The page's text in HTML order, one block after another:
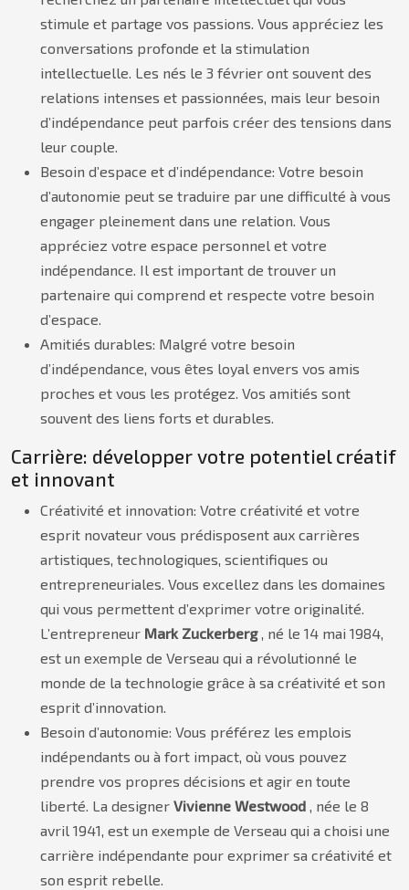
stimule et partage vos passions. Vous appréciez les
conversations profonde et la stimulation
intellectuelle. Les nés le 3 février ont souvent des
relations intenses et passionnées, mais leur besoin
d’indépendance peut parfois créer des tensions dans
leur couple.
Besoin d’espace et d’indépendance: Votre besoin
d’autonomie peut se traduire par une difficulté à vous
engager pleinement dans une relation. Vous
appréciez votre espace personnel et votre
indépendance. Il est important de trouver un
partenaire qui comprend et respecte votre besoin
d’espace.
Amitiés durables: Malgré votre besoin
d’indépendance, vous êtes loyal envers vos amis
proches et vous les protégez. Vos amitiés sont
souvent des liens forts et durables.
Carrière: développer votre potentiel créatif
et innovant
Créativité et innovation: Votre créativité et votre
esprit novateur vous prédisposent aux carrières
artistiques, technologiques, scientifiques ou
entrepreneuriales. Vous excellez dans les domaines
qui vous permettent d’exprimer votre originalité.
L’entrepreneur Mark Zuckerberg, né le 14 mai 1984,
est un exemple de Verseau qui a révolutionné le
monde de la technologie grâce à sa créativité et son
esprit d’innovation.
Besoin d’autonomie: Vous préférez les emplois
indépendants ou à fort impact, où vous pouvez
prendre vos propres décisions et agir en toute
liberté. La designer Vivienne Westwood , née le 8
avril 1941, est un exemple de Verseau qui a choisi une
carrière indépendante pour exprimer sa créativité et
son esprit rebelle.